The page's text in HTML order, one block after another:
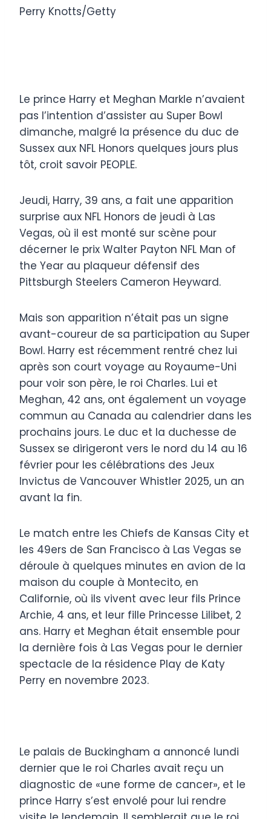
Perry Knotts/Getty
Le prince Harry et Meghan Markle n’avaient
pas l’intention d’assister au Super Bowl
dimanche, malgré la présence du duc de
Sussex aux NFL Honors quelques jours plus
tôt, croit savoir PEOPLE.
Jeudi, Harry, 39 ans, a fait une apparition
surprise aux NFL Honors de jeudi à Las
Vegas, où il est monté sur scène pour
décerner le prix Walter Payton NFL Man of
the Year au plaqueur défensif des
Pittsburgh Steelers Cameron Heyward.
Mais son apparition n’était pas un signe
avant-coureur de sa participation au Super
Bowl. Harry est récemment rentré chez lui
après son court voyage au Royaume-Uni
pour voir son père, le roi Charles. Lui et
Meghan, 42 ans, ont également un voyage
commun au Canada au calendrier dans les
prochains jours. Le duc et la duchesse de
Sussex se dirigeront vers le nord du 14 au 16
février pour les célébrations des Jeux
Invictus de Vancouver Whistler 2025, un an
avant la fin.
Le match entre les Chiefs de Kansas City et
les 49ers de San Francisco à Las Vegas se
déroule à quelques minutes en avion de la
maison du couple à Montecito, en
Californie, où ils vivent avec leur fils Prince
Archie, 4 ans, et leur fille Princesse Lilibet, 2
ans. Harry et Meghan était ensemble pour
la dernière fois à Las Vegas pour le dernier
spectacle de la résidence Play de Katy
Perry en novembre 2023.
Le palais de Buckingham a annoncé lundi
dernier que le roi Charles avait reçu un
diagnostic de «une forme de cancer», et le
prince Harry s’est envolé pour lui rendre